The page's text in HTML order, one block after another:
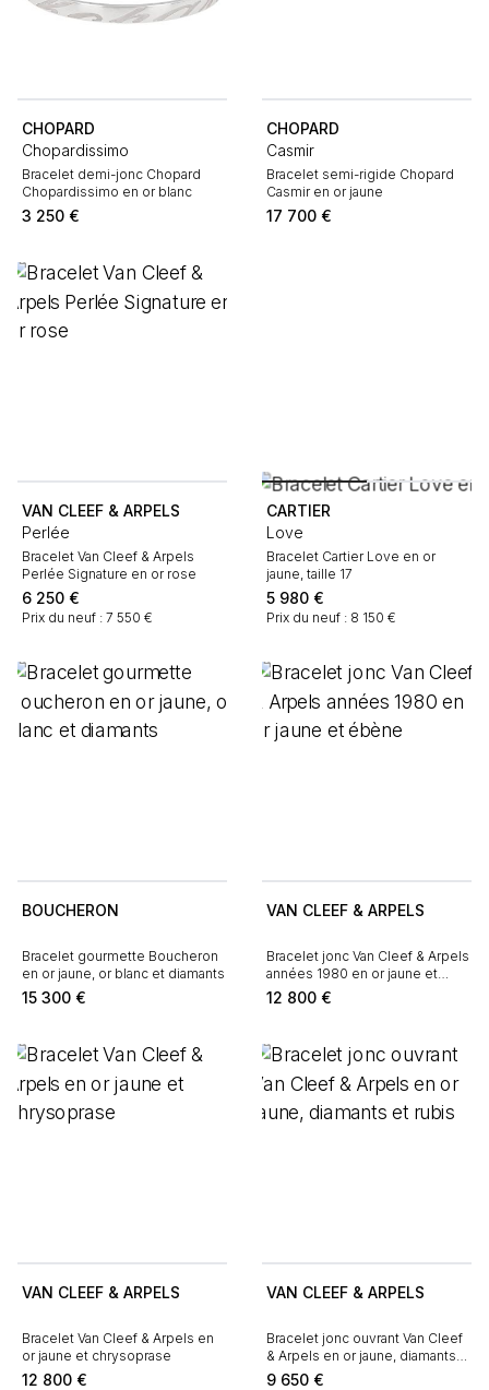
CHOPARD
Chopardissimo
Bracelet demi-jonc Chopard
Chopardissimo en or blanc
3 250 €
CHOPARD
Casmir
Bracelet semi-rigide Chopard
Casmir en or jaune
17 700 €
VAN CLEEF & ARPELS
Perlée
Bracelet Van Cleef & Arpels
Perlée Signature en or rose
6 250 €
Prix du neuf : 7 550 €
CARTIER
Love
Bracelet Cartier Love en or
jaune, taille 17
5 980 €
Prix du neuf : 8 150 €
BOUCHERON
Bracelet gourmette Boucheron
en or jaune, or blanc et diamants
15 300 €
VAN CLEEF & ARPELS
Bracelet jonc Van Cleef & Arpels
années 1980 en or jaune et
ébène
12 800 €
VAN CLEEF & ARPELS
Bracelet Van Cleef & Arpels en
or jaune et chrysoprase
12 800 €
VAN CLEEF & ARPELS
Bracelet jonc ouvrant Van Cleef
& Arpels en or jaune, diamants
et rubis
9 650 €